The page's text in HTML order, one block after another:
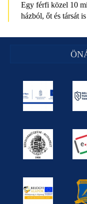
Egy férfi közel 10
házból, őt és társát